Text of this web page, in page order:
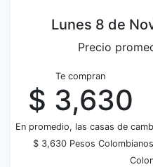
Lunes 8 de
Precio
Te compran
$ 3,630
En promedio, las casas de
$ 3,630 Pesos